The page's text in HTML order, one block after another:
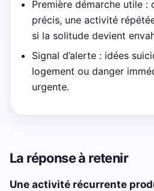
Première démarche utile :
précis, une activité
si la solitude devient
Signal d’alerte : idées
logement ou danger
urgente.
La réponse à retenir
Une activité récurrente